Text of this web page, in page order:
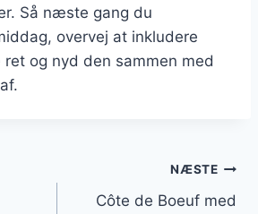
Så næste gang du
overvej at inkludere
ret og nyd den sammen med
NÆSTE
Côte de Boeuf med